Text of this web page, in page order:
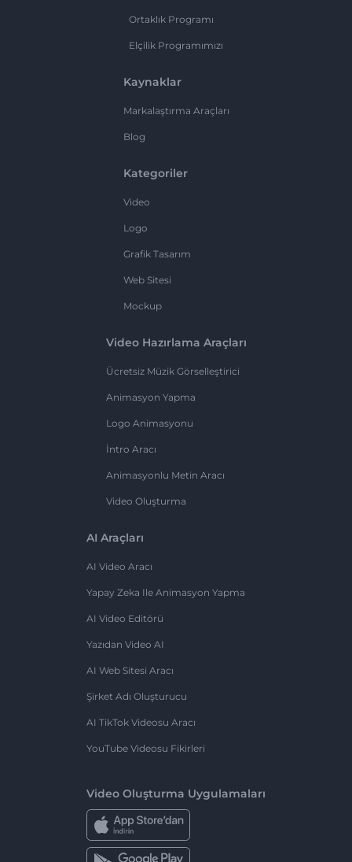
Ortaklık Programı
Elçilik Programımızı
Kaynaklar
Markalaştırma Araçları
Blog
Kategoriler
Video
Logo
Grafik Tasarım
Web Sitesi
Mockup
Video Hazırlama Araçları
Ücretsiz Müzik Görselleştirici
Animasyon Yapma
Logo Animasyonu
İntro Aracı
Animasyonlu Metin Aracı
Video Oluşturma
AI Araçları
AI Video Aracı
Yapay Zeka Ile Animasyon Yapma
AI Video Editörü
Yazıdan Video AI
AI Web Sitesi Aracı
Şirket Adı Oluşturucu
AI TikTok Videosu Aracı
YouTube Videosu Fikirleri
Video Oluşturma Uygulamaları